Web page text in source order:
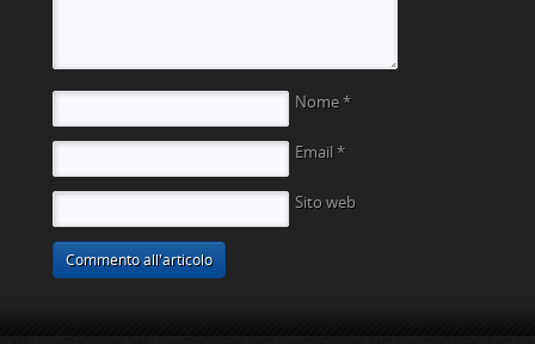
Nome *
Email *
Sito web